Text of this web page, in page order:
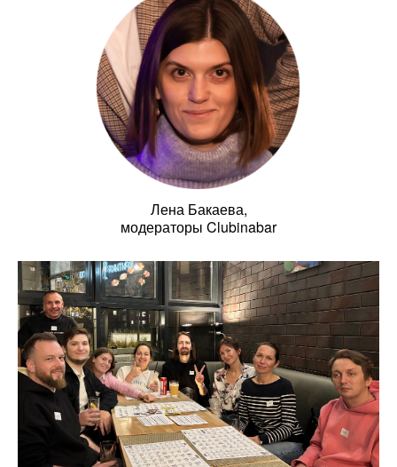
Лена Бакаева,
модераторы Clubinabar